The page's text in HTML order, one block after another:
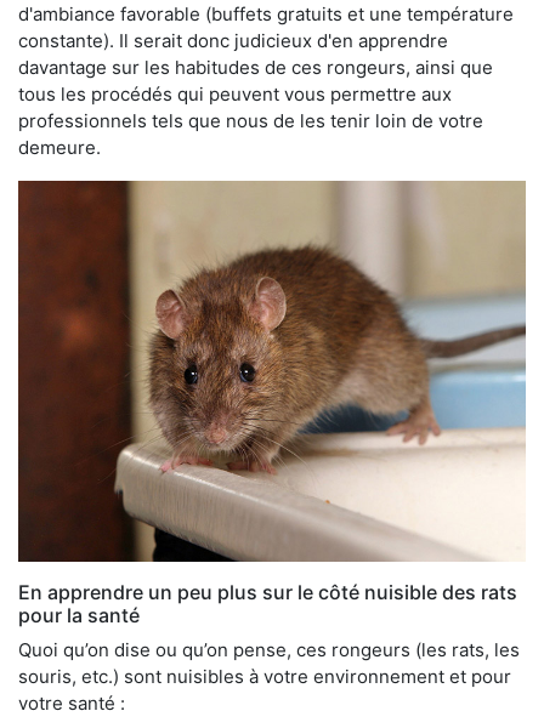
d'ambiance favorable (buffets gratuits et une température
constante). Il serait donc judicieux d'en apprendre
davantage sur les habitudes de ces rongeurs, ainsi que
tous les procédés qui peuvent vous permettre aux
professionnels tels que nous de les tenir loin de votre
demeure.
En apprendre un peu plus sur le côté nuisible des rats
pour la santé
Quoi qu’on dise ou qu’on pense, ces rongeurs (les rats, les
souris, etc.) sont nuisibles à votre environnement et pour
votre santé :